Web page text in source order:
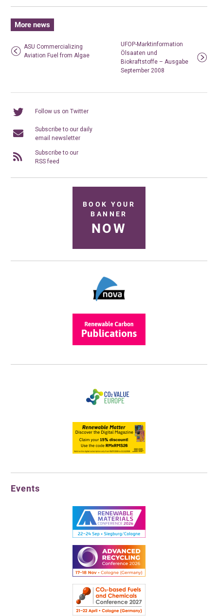
More news
ASU Commercializing
Aviation Fuel from Algae
UFOP-Marktinformation
Ölsaaten und
Biokraftstoffe – Ausgabe
September 2008
Follow us on Twitter
Subscribe to our daily
email newsletter
Subscribe to our
RSS feed
BOOK YOUR
BANNER
NOW
Events